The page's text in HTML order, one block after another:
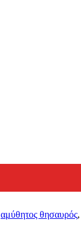
αμύθητος θησαυρός,